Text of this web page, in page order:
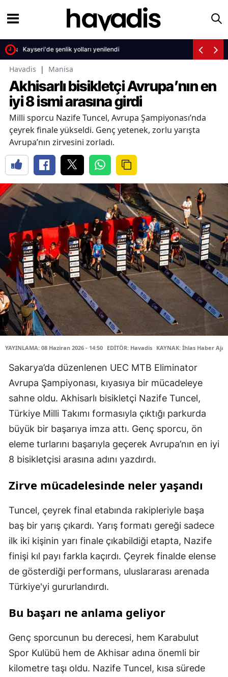
Kayseri'de şenlik yolları yenilendi
Havadis | Manisa
Akhisarlı bisikletçi Avrupa’nın en
iyi 8 ismi arasına girdi
Milli sporcu Nazife Tuncel, Avrupa Şampiyonası’nda
çeyrek finale yükseldi. Genç yetenek, zorlu yarışta
Avrupa’nın zirvesini zorladı.
YAYINLAMA: 08 Haziran 2026 - 14:50 EDİTÖR: Havadis KAYNAK: İhlas Haber
Sakarya’da düzenlenen UEC MTB Eliminator
Avrupa Şampiyonası, kıyasıya bir mücadeleye
sahne oldu. Akhisarlı bisikletçi Nazife Tuncel,
Türkiye Milli Takımı formasıyla çıktığı parkurda
büyük bir başarıya imza attı. Genç sporcu, ön
eleme turlarını başarıyla geçerek Avrupa’nın en iyi
8 bisikletçisi arasına adını yazdırdı.
Zirve mücadelesinde neler yaşandı
Tuncel, çeyrek final etabında rakipleriyle başa
baş bir yarış çıkardı. Yarış formatı gereği sadece
ilk iki kişinin yarı finale çıkabildiği etapta, Nazife
finişi kıl payı farkla kaçırdı. Çeyrek finalde elense
de gösterdiği performans, uluslararası arenada
Türkiye'yi gururlandırdı.
Bu başarı ne anlama geliyor
Genç sporcunun bu derecesi, hem Karabulut
Spor Kulübü hem de Akhisar adına önemli bir
kilometre taşı oldu. Nazife Tuncel, kısa sürede